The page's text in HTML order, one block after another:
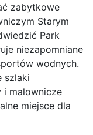
zabytkowe
Starym
Park
niezapomniane
wodnych.
szlaki
i malownicze
miejsce dla